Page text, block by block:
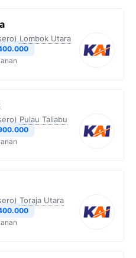
Lombok Utara
Pulau Taliabu
Toraja Utara